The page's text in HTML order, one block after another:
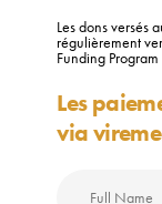
Les dons versés
régulièrement
Funding
Les
via